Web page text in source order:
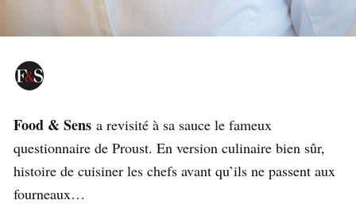
Food & Sens a revisité à sa sauce le fameux
questionnaire de Proust. En version culinaire bien sûr,
histoire de cuisiner les chefs avant qu’ils ne passent aux
fourneaux…